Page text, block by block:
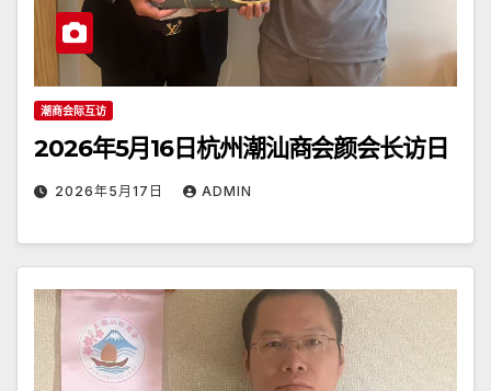
潮商会际互访
2026年5月16日杭州潮汕商会颜会长访日
2026年5月17日 ADMIN